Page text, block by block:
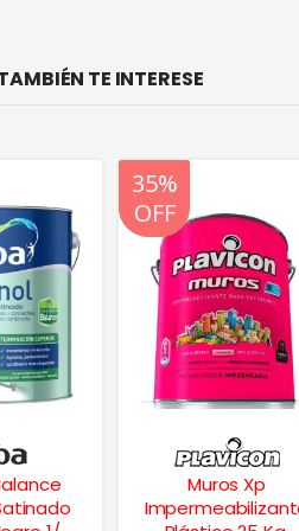
TE INTERESE
Xp
20%
OFF
Kem Glo Esmalte
Sintetico Blanco